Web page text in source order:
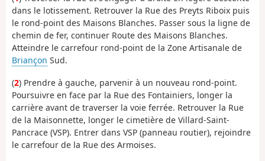
dans le lotissement. Retrouver la Rue des Preyts Riboix puis
le rond-point des Maisons Blanches. Passer sous la ligne de
chemin de fer, continuer Route des Maisons Blanches.
Atteindre le carrefour rond-point de la Zone Artisanale de
Briançon Sud.
(2) Prendre à gauche, parvenir à un nouveau rond-point.
Poursuivre en face par la Rue des Fontainiers, longer la
carrière avant de traverser la voie ferrée. Retrouver la Rue
de la Maisonnette, longer le cimetière de Villard-Saint-
Pancrace (VSP). Entrer dans VSP (panneau routier), rejoindre
le carrefour de la Rue des Armoises.